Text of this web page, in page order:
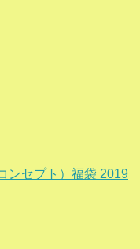
ンセプト）福袋 2019